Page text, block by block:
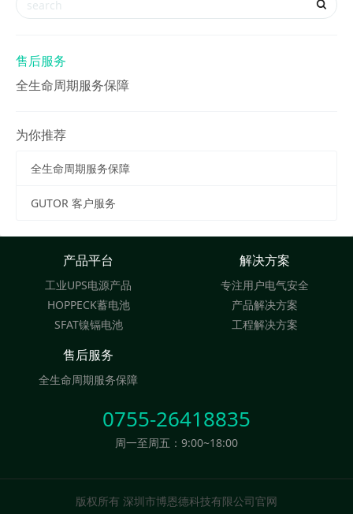
售后服务
全生命周期服务保障
为你推荐
全生命周期服务保障
GUTOR 客户服务
产品平台
工业UPS电源产品
HOPPECK蓄电池
SFAT镍镉电池
解决方案
专注用户电气安全
产品解决方案
工程解决方案
售后服务
全生命周期服务保障
0755-26418835
周一至周五：9:00~18:00
版权所有 深圳市博恩德科技有限公司官网